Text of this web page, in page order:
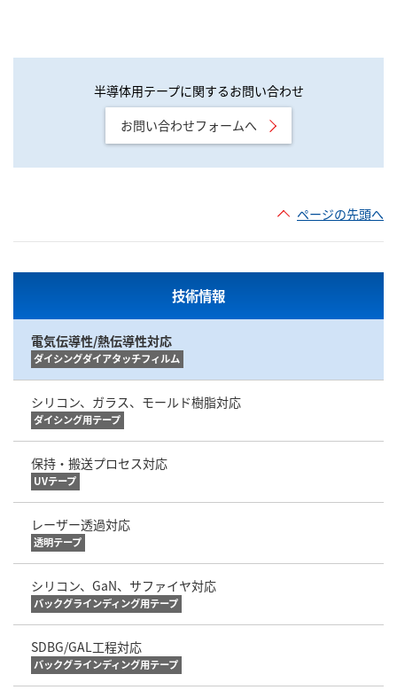
半導体用テープに関するお問い合わせ
お問い合わせフォームへ
ページの先頭へ
技術情報
電気伝導性/熱伝導性対応
ダイシングダイアタッチフィルム
シリコン、ガラス、モールド樹脂対応
ダイシング用テープ
保持・搬送プロセス対応
UVテープ
レーザー透過対応
透明テープ
シリコン、GaN、サファイヤ対応
バックグラインディング用テープ
SDBG/GAL工程対応
バックグラインディング用テープ